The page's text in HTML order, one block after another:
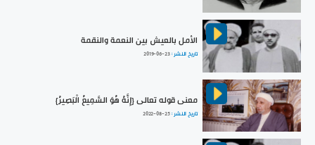
الأمل بالعيش بين النعمة والنقمة
تاريخ النشر :2019-06-23
معنى قوله تعالى {إِنَّهُ هُوَ السَّمِيعُ الْبَصِيرُ}
تاريخ النشر :2022-08-25